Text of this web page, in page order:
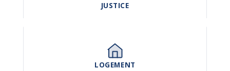
JUSTICE
LOGEMENT